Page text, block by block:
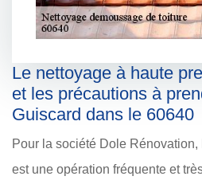
Le nettoyage à haute
et les précautions à
Guiscard dans le 60640
Pour la société Dole
est une opération fréquente et